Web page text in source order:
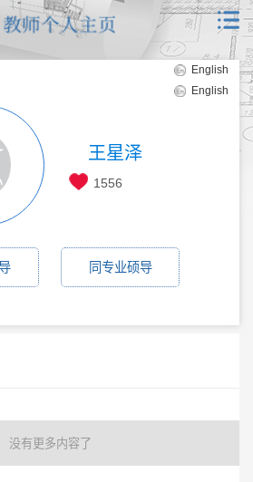
English
English
王星泽
1556
同专业硕导
没有更多内容了